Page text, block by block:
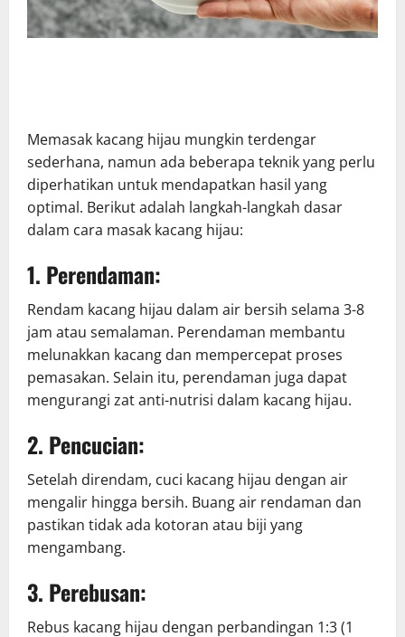
Memasak kacang hijau mungkin terdengar
sederhana, namun ada beberapa teknik yang perlu
diperhatikan untuk mendapatkan hasil yang
optimal. Berikut adalah langkah-langkah dasar
dalam cara masak kacang hijau:
1. Perendaman:
Rendam kacang hijau dalam air bersih selama 3-8
jam atau semalaman. Perendaman membantu
melunakkan kacang dan mempercepat proses
pemasakan. Selain itu, perendaman juga dapat
mengurangi zat anti-nutrisi dalam kacang hijau.
2. Pencucian:
Setelah direndam, cuci kacang hijau dengan air
mengalir hingga bersih. Buang air rendaman dan
pastikan tidak ada kotoran atau biji yang
mengambang.
3. Perebusan:
Rebus kacang hijau dengan perbandingan 1:3 (1